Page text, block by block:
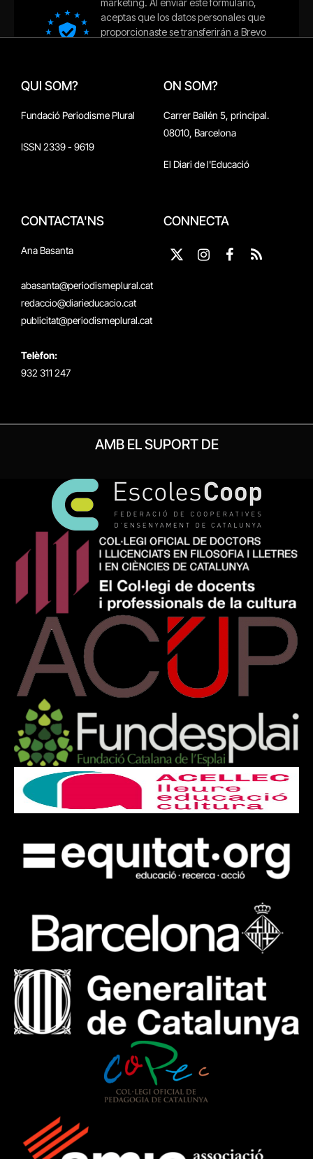
QUI SOM?
Fundació Periodisme Plural
ISSN 2339 - 9619
ON SOM?
Carrer Bailén 5, principal.
08010, Barcelona
El Diari de l'Educació
CONTACTA'NS
Ana Basanta
abasanta@periodismeplural.cat
redaccio@diarieducacio.cat
publicitat@periodismeplural.cat
Telèfon:
932 311 247
CONNECTA
X
Instagram
Facebook
RSS
AMB EL SUPORT DE